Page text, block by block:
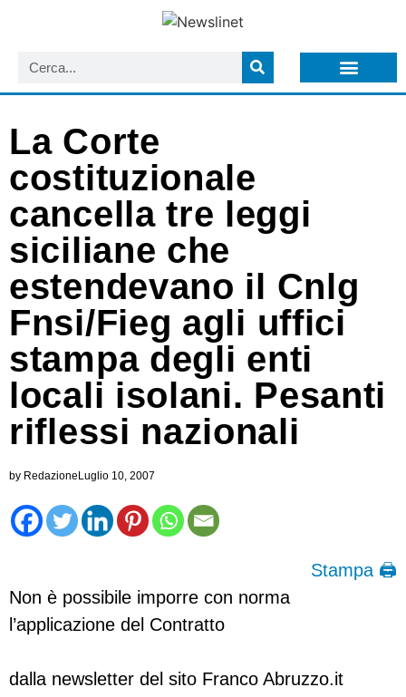
La Corte
costituzionale
cancella tre leggi
siciliane che
estendevano il Cnlg
Fnsi/Fieg agli uffici
stampa degli enti
locali isolani. Pesanti
riflessi nazionali
by RedazioneLuglio 10, 2007
Stampa 🖨
Non è possibile imporre con norma
l’applicazione del Contratto
dalla newsletter del sito Franco Abruzzo.it